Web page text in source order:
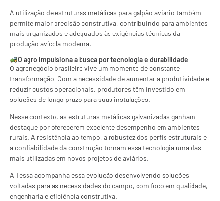
A utilização de estruturas metálicas para galpão aviário também
permite maior precisão construtiva, contribuindo para ambientes
mais organizados e adequados às exigências técnicas da
produção avícola moderna.
O agro impulsiona a busca por tecnologia e durabilidade
O agronegócio brasileiro vive um momento de constante
transformação. Com a necessidade de aumentar a produtividade e
reduzir custos operacionais, produtores têm investido em
soluções de longo prazo para suas instalações.
Nesse contexto, as estruturas metálicas galvanizadas ganham
destaque por oferecerem excelente desempenho em ambientes
rurais. A resistência ao tempo, a robustez dos perfis estruturais e
a confiabilidade da construção tornam essa tecnologia uma das
mais utilizadas em novos projetos de aviários.
A Tessa acompanha essa evolução desenvolvendo soluções
voltadas para as necessidades do campo, com foco em qualidade,
engenharia e eficiência construtiva.